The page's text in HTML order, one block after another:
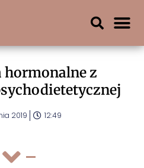
hormonalne z
2019 12:49